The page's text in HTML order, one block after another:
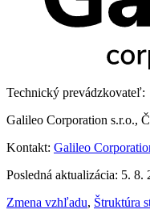
Technický prevádzkovateľ:
Galileo Corporation s.r.o.,
Kontakt: Galileo
Posledná aktualizácia: 5. 8.
Zmena vzhľadu, Štruktúra